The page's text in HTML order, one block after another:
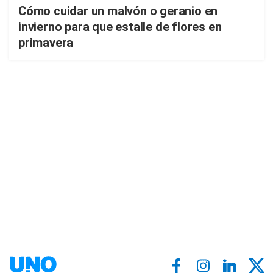
Cómo cuidar un malvón o geranio en
invierno para que estalle de flores en
primavera